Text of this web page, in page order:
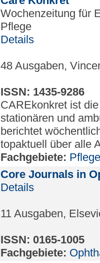
Wochenzeitung für
Pflege
Details
48 Ausgaben,
ISSN: 1435-9286
CAREkonkret ist
stationären und
berichtet
topaktuell über alle
Fachgebiete: Pflege
Core Journals in
Details
11 Ausgaben,
ISSN: 0165-1005
Fachgebiete: